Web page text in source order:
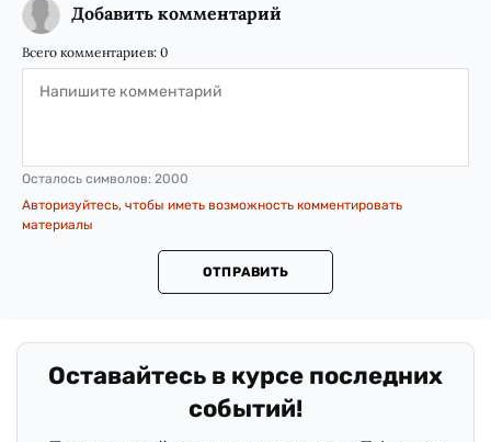
Добавить комментарий
Всего комментариев: 0
Осталось символов: 2000
Авторизуйтесь, чтобы иметь возможность комментировать
материалы
ОТПРАВИТЬ
Оставайтесь в курсе последних